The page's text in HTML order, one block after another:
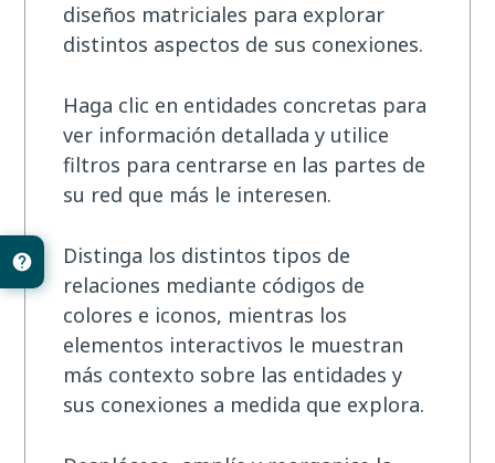
diseños matriciales para explorar
distintos aspectos de sus conexiones.
Haga clic en entidades concretas para
ver información detallada y utilice
filtros para centrarse en las partes de
su red que más le interesen.
Distinga los distintos tipos de
relaciones mediante códigos de
colores e iconos, mientras los
elementos interactivos le muestran
más contexto sobre las entidades y
sus conexiones a medida que explora.